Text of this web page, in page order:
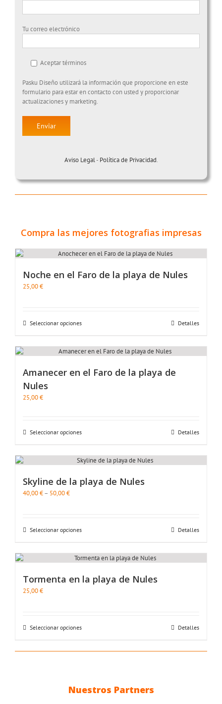
Tu correo electrónico
Aceptar términos
Pasku Diseño utilizará la información que proporcione en este
formulario para estar en contacto con usted y proporcionar
actualizaciones y marketing.
Aviso Legal- Política de Privacidad.
Compra las mejores fotografias impresas
Noche en el Faro de la playa de Nules
25,00€
Seleccionar opciones Detalles
Amanecer en el Faro de la playa de
Nules
25,00€
Seleccionar opciones Detalles
Skyline de la playa de Nules
40,00€– 50,00€
Seleccionar opciones Detalles
Tormenta en la playa de Nules
25,00€
Seleccionar opciones Detalles
Nuestros Partners